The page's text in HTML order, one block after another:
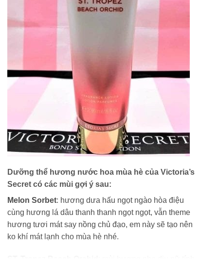
Dưỡng thể hương nước hoa mùa hè của Victoria’s
Secret có các mùi gợi ý sau:
Melon Sorbet: hương dưa hấu ngọt ngào hòa điệu
cùng hương lá dâu thanh thanh ngọt ngọt, vẫn theme
hương tươi mát say nồng chủ đạo, em này sẽ tạo nên
ko khí mát lạnh cho mùa hè nhé.